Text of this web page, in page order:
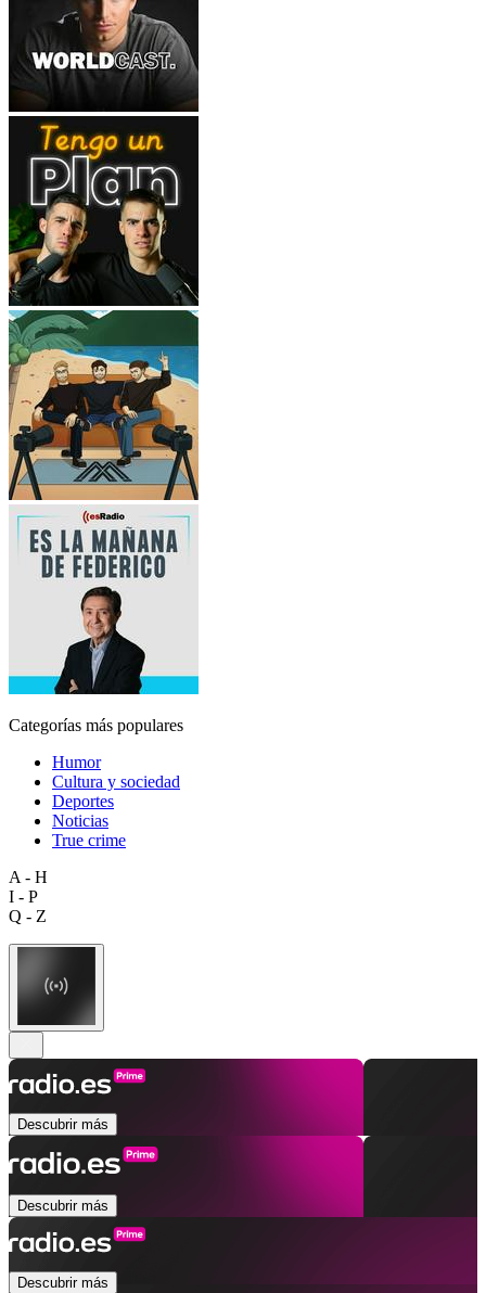
Categorías más populares
Humor
Cultura y sociedad
Deportes
Noticias
True crime
A - H
I - P
Q - Z
Descubrir más
Descubrir más
Descubrir más